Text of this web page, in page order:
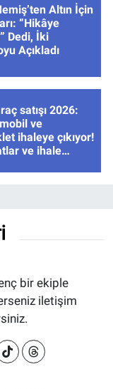
Altın İçin
“Hikâye
Dedi, İki
Açıkladı
satışı 2026:
ve
ihaleye çıkıyor!
ve ihale
bir ekiple
iletişim